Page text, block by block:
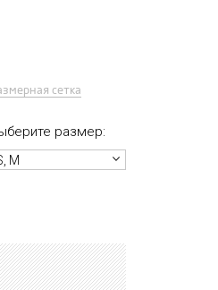
сетка
размер:
M